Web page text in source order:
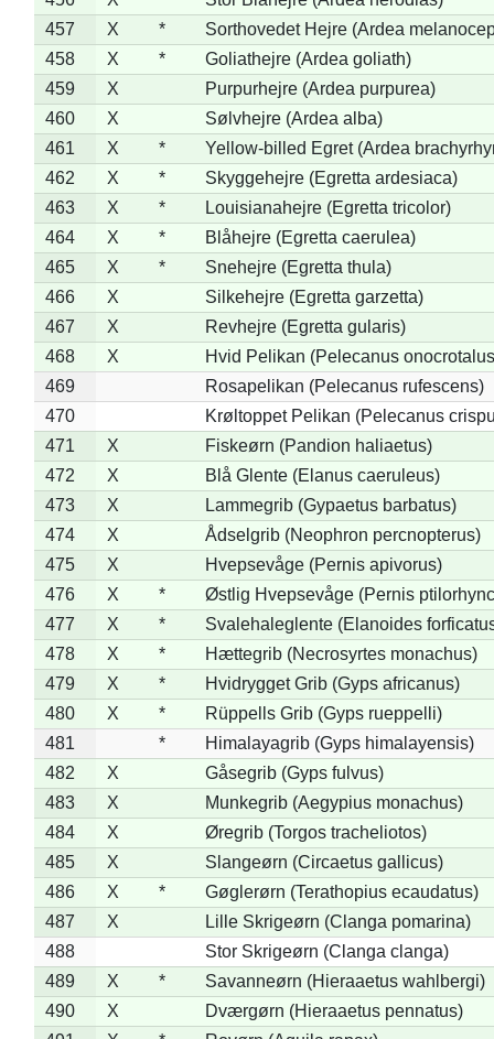
457
X *
Sorthovedet Hejre (Ardea
458
X *
Goliathejre (Ardea goliath)
459
X
Purpurhejre (Ardea purpurea)
460
X
Sølvhejre (Ardea alba)
461
X *
Yellow-billed Egret (Ardea
462
X *
Skyggehejre (Egretta ardesiaca)
463
X *
Louisianahejre (Egretta tricolor)
464
X *
Blåhejre (Egretta caerulea)
465
X *
Snehejre (Egretta thula)
466
X
Silkehejre (Egretta garzetta)
467
X
Revhejre (Egretta gularis)
468
X
Hvid Pelikan (Pelecanus
469
Rosapelikan (Pelecanus rufescens)
470
Krøltoppet Pelikan (Pelecanus
471
X
Fiskeørn (Pandion haliaetus)
472
X
Blå Glente (Elanus caeruleus)
473
X
Lammegrib (Gypaetus barbatus)
474
X
Ådselgrib (Neophron percnopterus)
475
X
Hvepsevåge (Pernis apivorus)
476
X *
Østlig Hvepsevåge (Pernis
477
X *
Svalehaleglente (Elanoides
478
X *
Hættegrib (Necrosyrtes monachus)
479
X *
Hvidrygget Grib (Gyps africanus)
480
X *
Rüppells Grib (Gyps rueppelli)
481
*
Himalayagrib (Gyps himalayensis)
482
X
Gåsegrib (Gyps fulvus)
483
X
Munkegrib (Aegypius monachus)
484
X
Øregrib (Torgos tracheliotos)
485
X
Slangeørn (Circaetus gallicus)
486
X *
Gøglerørn (Terathopius ecaudatus)
487
X
Lille Skrigeørn (Clanga pomarina)
488
Stor Skrigeørn (Clanga clanga)
489
X *
Savanneørn (Hieraaetus wahlbergi)
490
X
Dværgørn (Hieraaetus pennatus)